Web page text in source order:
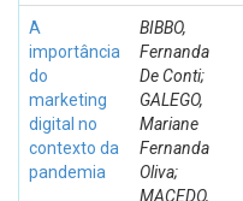
A
importância
do
marketing
digital no
contexto da
pandemia
BIBBO,
Fernanda
De Conti;
GALEGO,
Mariane
Fernanda
Oliva;
MACEDO,